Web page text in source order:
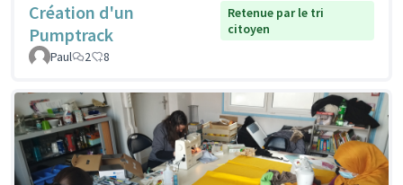
Création d'un
Pumptrack
Retenue par le tri
citoyen
Paul
2 8